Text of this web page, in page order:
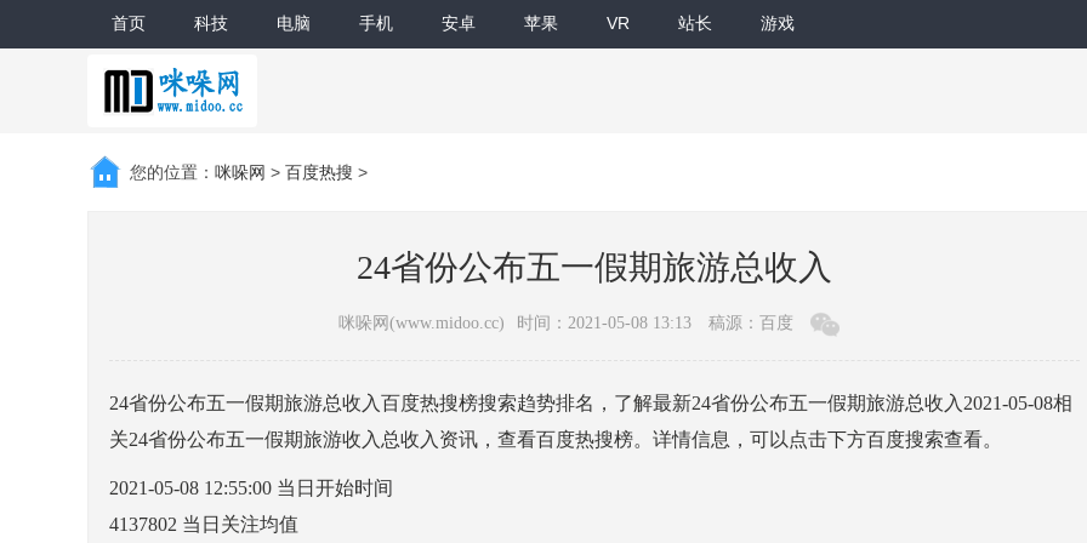
首页 科技 电脑 手机 安卓 苹果 VR 站长 游戏
您的位置： 咪哚网 > 百度热搜 >
24省份公布五一假期旅游总收入
咪哚网(www.midoo.cc) 时间：2021-05-08 13:13 稿源：百度
24省份公布五一假期旅游总收入百度热搜榜搜索趋势排名，了解最新24省份公布五一假期旅游总收入2021-05-08相
关24省份公布五一假期旅游收入总收入资讯，查看百度热搜榜。详情信息，可以点击下方百度搜索查看。
2021-05-08 12:55:00 当日开始时间
4137802 当日关注均值